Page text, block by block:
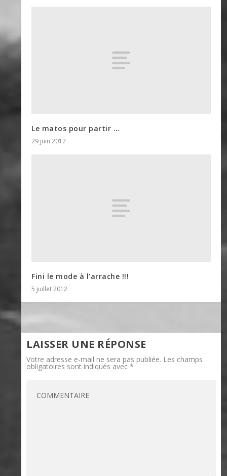
Le matos pour partir …
29 juin 2012
Fini le mode à l’arrache !!!
5 juillet 2012
LAISSER UNE RÉPONSE
Votre adresse e-mail ne sera pas publiée. Les champs
obligatoires sont indiqués avec*